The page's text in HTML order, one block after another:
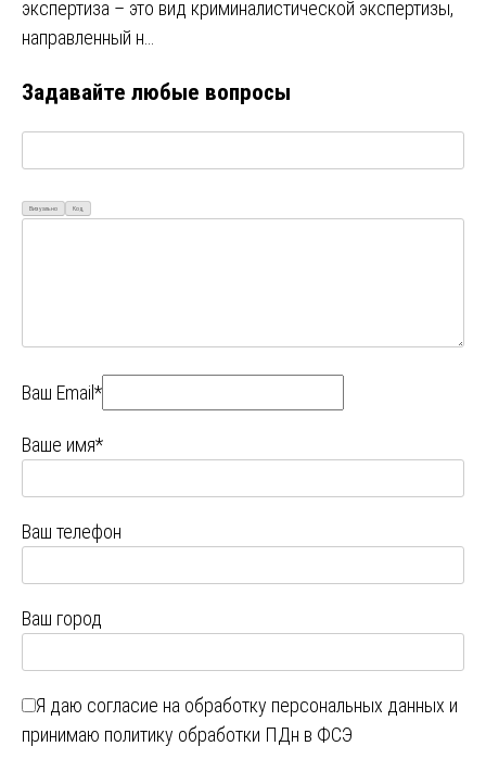
экспертиза – это вид криминалистической экспертизы,
направленный н…
Задавайте любые вопросы
Визуально Код
Ваш Email*
Ваше имя*
Ваш телефон
Ваш город
Я даю согласие на обработку персональных данных и
принимаю политику обработки ПДн в ФСЭ